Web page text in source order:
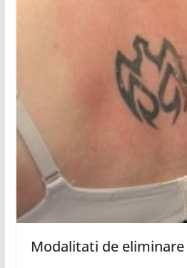
Modalitati de